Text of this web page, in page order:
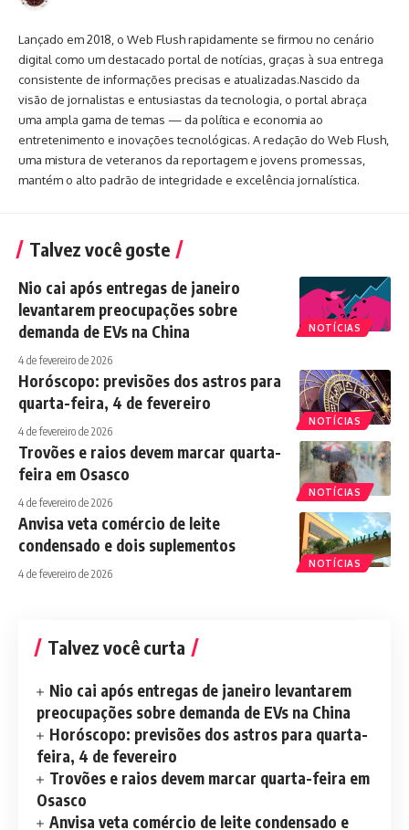
Lançado em 2018, o Web Flush rapidamente se firmou no cenário
digital como um destacado portal de notícias, graças à sua entrega
consistente de informações precisas e atualizadas.Nascido da
visão de jornalistas e entusiastas da tecnologia, o portal abraça
uma ampla gama de temas — da política e economia ao
entretenimento e inovações tecnológicas. A redação do Web Flush,
uma mistura de veteranos da reportagem e jovens promessas,
mantém o alto padrão de integridade e excelência jornalística.
Talvez você goste
NOTÍCIAS
Nio cai após entregas de janeiro
levantarem preocupações sobre
demanda de EVs na China
4 de fevereiro de 2026
NOTÍCIAS
Horóscopo: previsões dos astros para
quarta-feira, 4 de fevereiro
4 de fevereiro de 2026
NOTÍCIAS
Trovões e raios devem marcar quarta-
feira em Osasco
4 de fevereiro de 2026
NOTÍCIAS
Anvisa veta comércio de leite
condensado e dois suplementos
4 de fevereiro de 2026
Talvez você curta
Nio cai após entregas de janeiro levantarem
preocupações sobre demanda de EVs na China
Horóscopo: previsões dos astros para quarta-
feira, 4 de fevereiro
Trovões e raios devem marcar quarta-feira em
Osasco
Anvisa veta comércio de leite condensado e